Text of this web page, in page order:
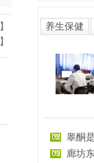
】
】
养生保健
睾酮
廊坊